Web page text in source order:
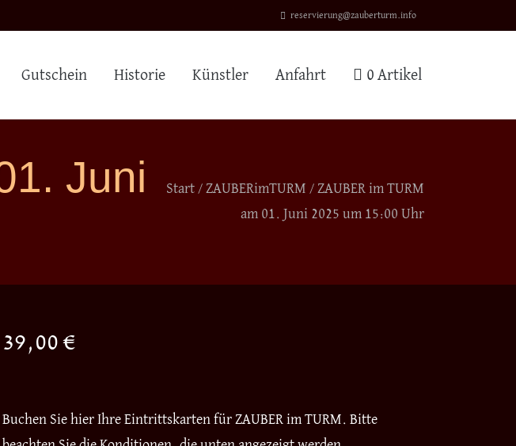
reservierung@zauberturm.info
Gutschein Historie Künstler Anfahrt 0 Artikel
Juni
Start /ZAUBERimTURM / ZAUBER im TURM
am 01. Juni 2025 um 15:00 Uhr
39,00€
Buchen Sie hier Ihre Eintrittskarten für ZAUBER im TURM. Bitte